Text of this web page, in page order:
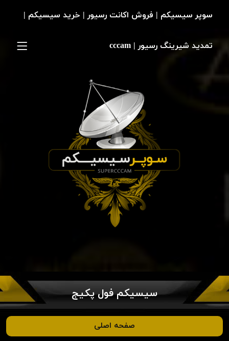
سیسیکم فول پکیج
صفحه اصلی
سوپر سیسیکم | فروش اکانت رسیور | خرید سیسیکم |
تمدید شیرینگ رسیور | cccam